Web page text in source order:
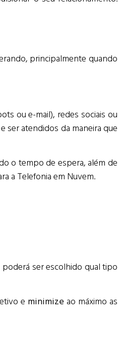
principalmente quando
ou e-mail), redes sociais ou
ser atendidos da maneira que
o tempo de espera, além de
a Telefonia em Nuvem.
ser escolhido qual tipo
e minimizeao máximo as